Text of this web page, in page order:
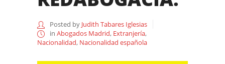
Posted by Judith Tabares Iglesias
in Abogados Madrid, Extranjería,
Nacionalidad, Nacionalidad española